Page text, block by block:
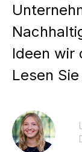
Ideen wir
Lesen